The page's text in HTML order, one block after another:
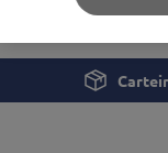
4º cerave
Isdin Isdinceutics